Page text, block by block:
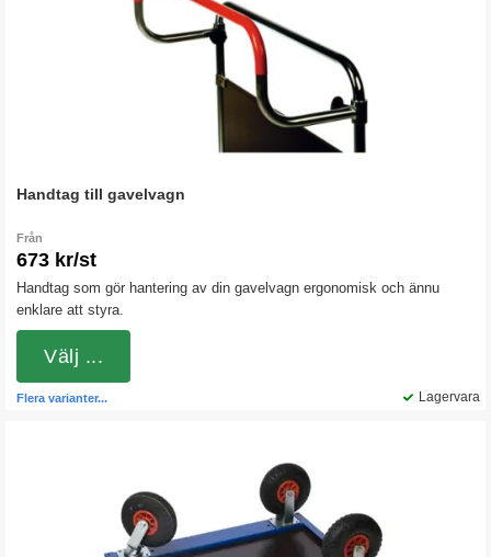
Handtag till gavelvagn
Från
673 kr/st
Handtag som gör hantering av din gavelvagn ergonomisk och ännu
enklare att styra.
Lagervara
Flera varianter...
Välj ...